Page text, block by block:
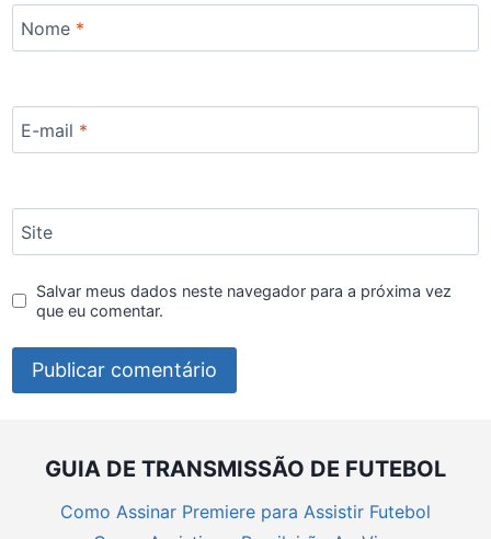
Nome *
E-mail *
Site
Salvar meus dados neste navegador para a próxima vez
que eu comentar.
GUIA DE TRANSMISSÃO DE FUTEBOL
Como Assinar Premiere para Assistir Futebol